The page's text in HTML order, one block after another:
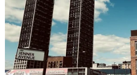
Việt Nam là thị trường
nhiều doanh nghiệp Nga
10/04/2018 08:42
Tại Diễn đàn doanh nghiệp Việt-